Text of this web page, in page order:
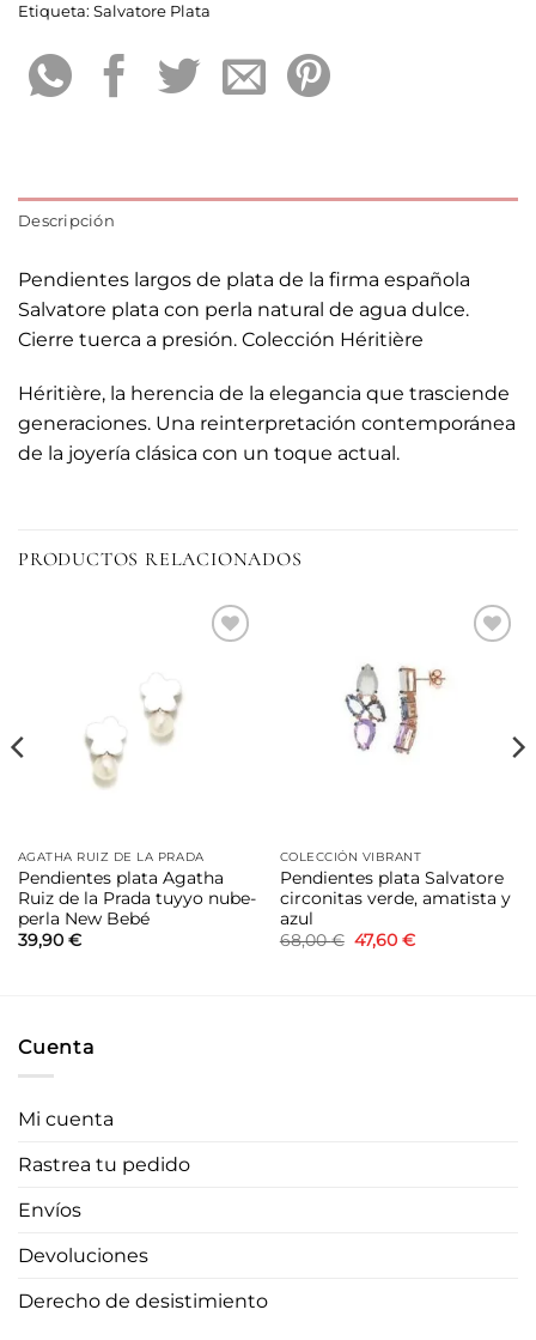
Etiqueta: Salvatore Plata
Descripción
Pendientes largos de plata de la firma española
Salvatore plata con perla natural de agua dulce.
Cierre tuerca a presión. Colección Héritière
Héritière, la herencia de la elegancia que trasciende
generaciones. Una reinterpretación contemporánea
de la joyería clásica con un toque actual.
PRODUCTOS RELACIONADOS
AGATHA RUIZ DE LA PRADA
Pendientes plata Agatha
Ruiz de la Prada tuyyo nube-
perla New Bebé
39,90 €
COLECCIÓN VIBRANT
Pendientes plata Salvatore
circonitas verde, amatista y
azul
68,00€ El
precio
47,60 €El
Cuenta
Mi cuenta
Rastrea tu pedido
Envíos
Devoluciones
Derecho de desistimiento